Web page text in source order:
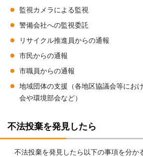
監視カメラによる監視
警備会社への監視委託
リサイクル推進員からの通報
市民からの通報
市職員からの通報
地域団体の支援（各地区協議会等にお
会や環境部会など）
不法投棄を発見したら
不法投棄を発見したら以下の事項を分か